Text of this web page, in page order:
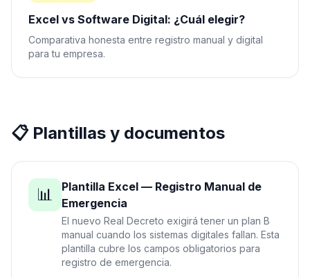
Excel vs Software Digital: ¿Cuál elegir?
Comparativa honesta entre registro manual y digital
para tu empresa.
📋 Plantillas y documentos
📊
Plantilla Excel — Registro Manual de
Emergencia
El nuevo Real Decreto exigirá tener un plan B
manual cuando los sistemas digitales fallan. Esta
plantilla cubre los campos obligatorios para
registro de emergencia.